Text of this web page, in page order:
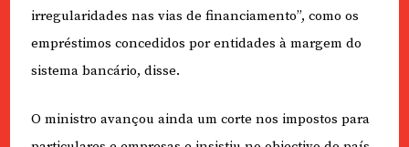
irregularidades nas vias de financiamento”, como os
empréstimos concedidos por entidades à margem do
sistema bancário, disse.
O ministro avançou ainda um corte nos impostos para